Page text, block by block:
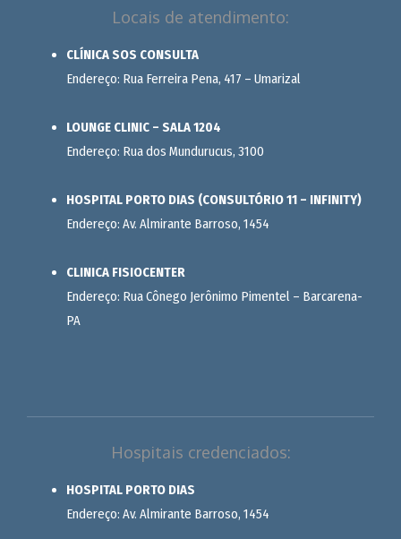
Locais de atendimento:
CLÍNICA SOS CONSULTA
Endereço: Rua Ferreira Pena, 417 – Umarizal
LOUNGE CLINIC – SALA 1204
Endereço: Rua dos Mundurucus, 3100
HOSPITAL PORTO DIAS (CONSULTÓRIO 11 – INFINITY)
Endereço: Av. Almirante Barroso, 1454
CLINICA FISIOCENTER
Endereço: Rua Cônego Jerônimo Pimentel – Barcarena-
PA
Hospitais credenciados:
HOSPITAL PORTO DIAS
Endereço: Av. Almirante Barroso, 1454